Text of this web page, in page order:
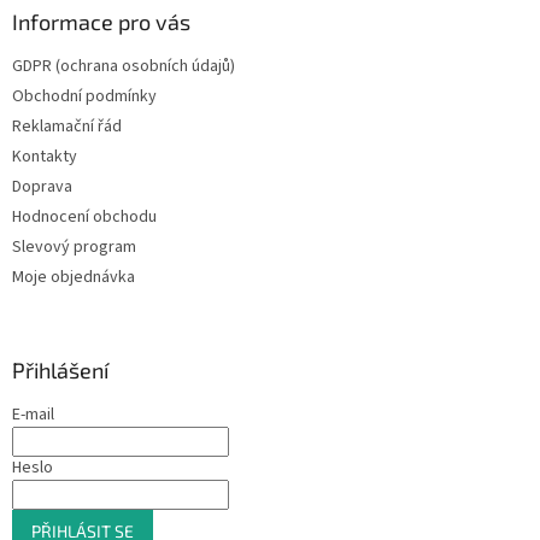
Informace pro vás
GDPR (ochrana osobních údajů)
Obchodní podmínky
Reklamační řád
Kontakty
Doprava
Hodnocení obchodu
Slevový program
Moje objednávka
Přihlášení
E-mail
Heslo
PŘIHLÁSIT SE